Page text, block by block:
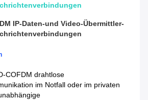
IP-Daten-und Video-Übermittler-
COFDM drahtlose
im Notfall oder im privaten